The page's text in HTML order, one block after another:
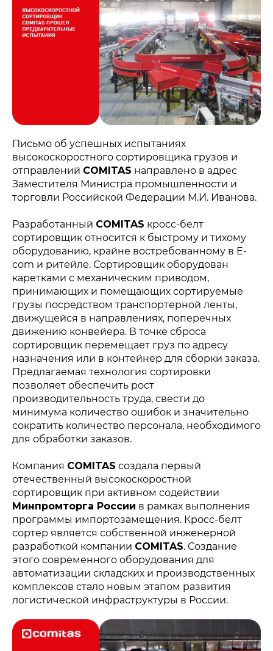
Письмо об успешных испытаниях
высокоскоростного сортировщика грузов и
отправлений COMITAS направлено в адрес
Заместителя Министра промышленности и
торговли Российской Федерации М.И. Иванова.
Разработанный COMITAS кросс-белт
сортировщик относится к быстрому и тихому
оборудованию, крайне востребованному в E-
com и ритейле. Сортировщик оборудован
каретками с механическим приводом,
принимающих и помещающих сортируемые
грузы посредством транспортерной ленты,
движущейся в направлениях, поперечных
движению конвейера. В точке сброса
сортировщик перемещает груз по адресу
назначения или в контейнер для сборки заказа.
Предлагаемая технология сортировки
позволяет обеспечить рост
производительность труда, свести до
минимума количество ошибок и значительно
сократить количество персонала, необходимого
для обработки заказов.
Компания COMITAS создала первый
отечественный высокоскоростной
сортировщик при активном содействии
Минпромторга России в рамках выполнения
программы импортозамещения. Кросс-белт
сортер является собственной инженерной
разработкой компании COMITAS. Создание
этого современного оборудования для
автоматизации складских и производственных
комплексов стало новым этапом развития
логистической инфраструктуры в России.